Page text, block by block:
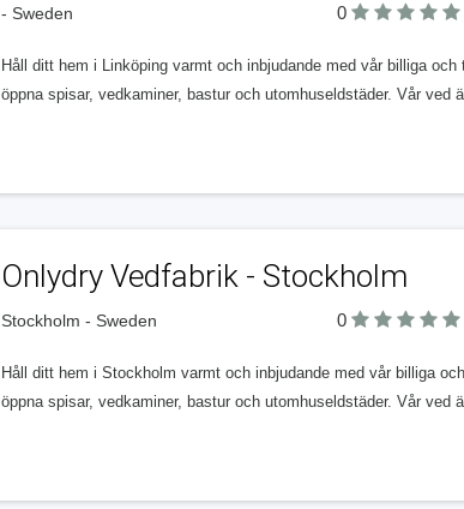
- Sweden 0
Håll ditt hem i Linköping varmt och inbjudande med vår billiga
öppna spisar, vedkaminer, bastur och utomhuseldstäder. Vår ved
Onlydry Vedfabrik - Stockholm
Stockholm - Sweden 0
Håll ditt hem i Stockholm varmt och inbjudande med vår billiga
öppna spisar, vedkaminer, bastur och utomhuseldstäder. Vår ved